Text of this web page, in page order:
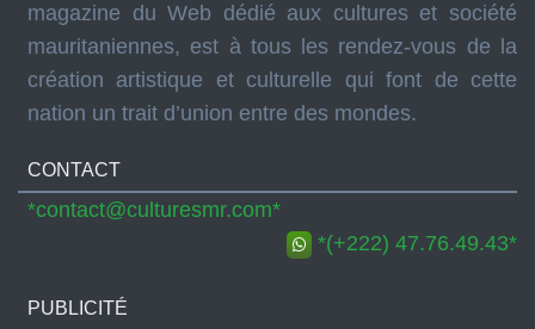
magazine du Web dédié aux cultures et société
mauritaniennes, est à tous les rendez-vous de la
création artistique et culturelle qui font de cette
nation un trait d’union entre des mondes.
CONTACT
*contact@culturesmr.com*
*(+222) 47.76.49.43*
PUBLICITÉ